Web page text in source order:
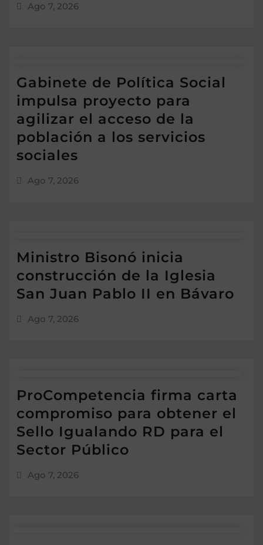
Ago 7, 2026
Gabinete de Política Social
impulsa proyecto para
agilizar el acceso de la
población a los servicios
sociales
Ago 7, 2026
Ministro Bisonó inicia
construcción de la Iglesia
San Juan Pablo II en Bávaro
Ago 7, 2026
ProCompetencia firma carta
compromiso para obtener el
Sello Igualando RD para el
Sector Público
Ago 7, 2026